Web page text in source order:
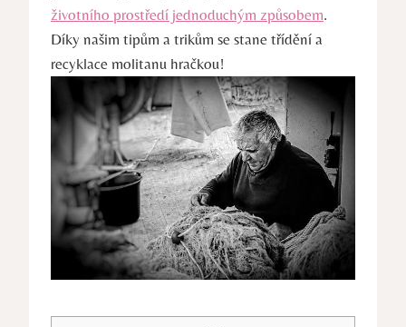
životního prostředí jednoduchým způsobem.
Díky našim tipům a trikům se stane třídění a
recyklace molitanu hračkou!